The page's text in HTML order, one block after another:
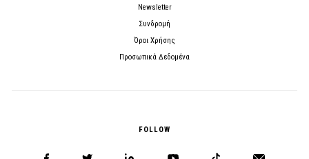
Newsletter
Συνδρομή
Όροι Χρήσης
Προσωπικά Δεδομένα
FOLLOW